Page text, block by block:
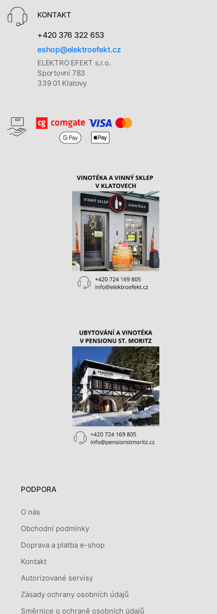
KONTAKT
+420 376 322 653
eshop@elektroefekt.cz
ELEKTRO EFEKT s.r.o.
Sportovní 783
339 01 Klatovy
PODPORA
O nás
Obchodní podmínky
Doprava a platba e-shop
Kontakt
Autorizované servisy
Zásady ochrany osobních údajů
Směrnice o ochraně osobních údajů